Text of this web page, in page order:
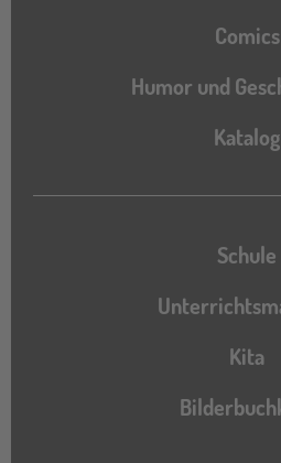
Comics
Humor und
Katalog
Katalog
Schule
Kita